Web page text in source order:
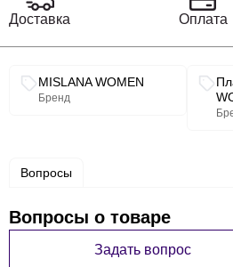
Доставка Оплата
Связанные разделы каталога
MISLANA WOMEN
Бренд
Вопросы
Вопросы о товаре
Задать вопрос